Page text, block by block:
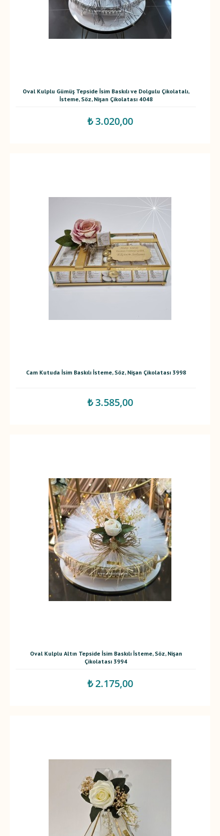
Oval Kulplu Gümüş Tepside İsim Baskılı ve Dolgulu Çikolatalı,
İsteme, Söz, Nişan Çikolatası 4048
₺ 3.020,00
Cam Kutuda İsim Baskılı İsteme, Söz, Nişan Çikolatası 3998
₺ 3.585,00
Oval Kulplu Altın Tepside İsim Baskılı İsteme, Söz, Nişan
Çikolatası 3994
₺ 2.175,00